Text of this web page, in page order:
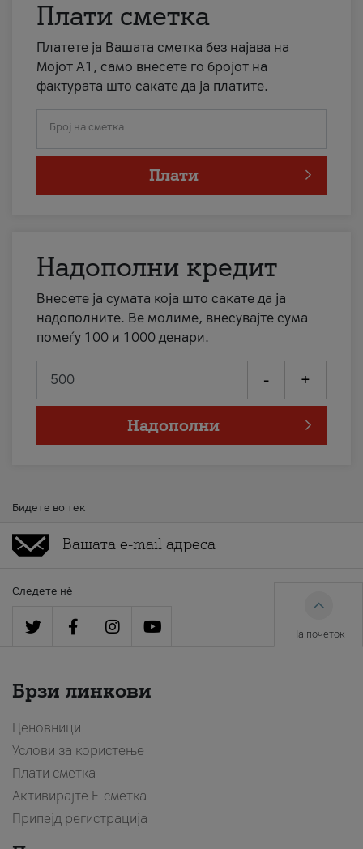
Плати сметка
Платете ја Вашата сметка без најава на
Мојот А1, само внесете го бројот на
фактурата што сакате да ја платите.
Број на сметка
Плати
Надополни кредит
Внесете ја сумата која што сакате да ја
надополните. Ве молиме, внесувајте сума
помеѓу 100 и 1000 денари.
- +
Надополни
Бидете во тек
Следете нè
На почеток
Брзи линкови
Ценовници
Услови за користење
Плати сметка
Активирајте Е-сметка
Припејд регистрација